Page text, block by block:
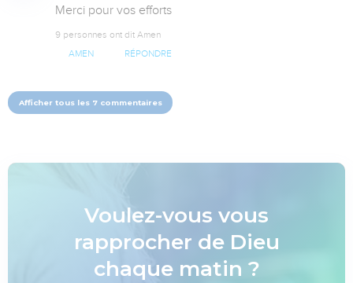
Merci pour vos efforts
9 personnes ont dit Amen
AMEN RÉPONDRE
Afficher tous les 7 commentaires
Voulez-vous vous
rapprocher de Dieu
chaque matin ?